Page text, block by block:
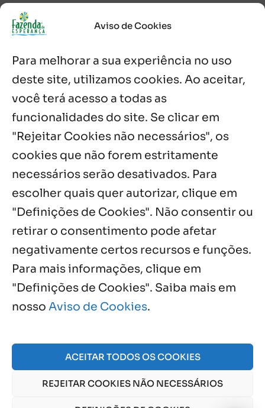
Aviso de Cookies
Para melhorar a sua experiência no uso
deste site, utilizamos cookies. Ao aceitar,
você terá acesso a todas as
funcionalidades do site. Se clicar em
"Rejeitar Cookies não necessários", os
cookies que não forem estritamente
necessários serão desativados. Para
escolher quais quer autorizar, clique em
"Definições de Cookies". Não consentir ou
retirar o consentimento pode afetar
negativamente certos recursos e funções.
Para mais informações, clique em
"Definições de Cookies". Saiba mais em
nosso Aviso de Cookies.
ACEITAR TODOS OS COOKIES
REJEITAR COOKIES NÃO NECESSÁRIOS
Sopão da Comunidade Mata Redonda
Es de Chapala celebram perseverança e
missão em encontro
7 ago, 2026
Palavra Diária (07/08/2026)
Notícias por Categoria
Próximos Eventos
Agosto, 2026
da Esperança. CNPJ: 48555775000150 | Aviso de Cookies